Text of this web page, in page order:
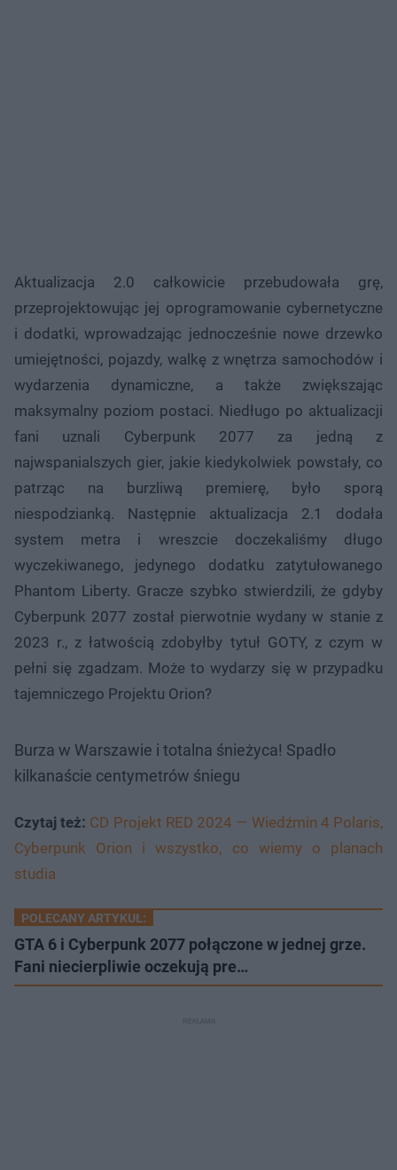
Aktualizacja 2.0 całkowicie przebudowała grę,
przeprojektowując jej oprogramowanie cybernetyczne
i dodatki, wprowadzając jednocześnie nowe drzewko
umiejętności, pojazdy, walkę z wnętrza samochodów i
wydarzenia dynamiczne, a także zwiększając
maksymalny poziom postaci. Niedługo po aktualizacji
fani uznali Cyberpunk 2077 za jedną z
najwspanialszych gier, jakie kiedykolwiek powstały, co
patrząc na burzliwą premierę, było sporą
niespodzianką. Następnie aktualizacja 2.1 dodała
system metra i wreszcie doczekaliśmy długo
wyczekiwanego, jedynego dodatku zatytułowanego
Phantom Liberty. Gracze szybko stwierdzili, że gdyby
Cyberpunk 2077 został pierwotnie wydany w stanie z
2023 r., z łatwością zdobyłby tytuł GOTY, z czym w
pełni się zgadzam. Może to wydarzy się w przypadku
tajemniczego Projektu Orion?
Burza w Warszawie i totalna śnieżyca! Spadło
kilkanaście centymetrów śniegu
Czytaj też: CD Projekt RED 2024 — Wiedźmin 4 Polaris,
Cyberpunk Orion i wszystko, co wiemy o planach
studia
POLECANY ARTYKUŁ:
GTA 6 i Cyberpunk 2077 połączone w jednej grze.
Fani niecierpliwie oczekują pre…